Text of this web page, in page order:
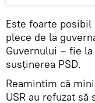
Este foarte posibil
plece de la
Guvernului – fie
susținerea PSD.
Reamintim că
USR au refuzat